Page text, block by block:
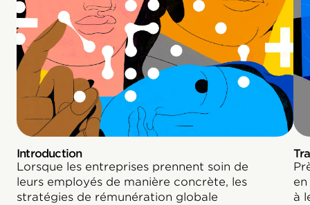
Introduction
Lorsque les entreprises prennent soin de
leurs employés de manière concrète, les
stratégies de rémunération globale
à